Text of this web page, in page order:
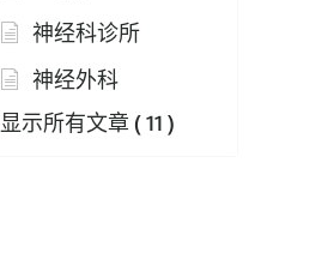
神经科诊所
神经外科
显示所有文章 ( 11 )